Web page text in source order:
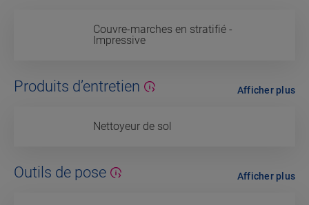
Couvre-marches en stratifié -
Impressive
Produits d’entretien
Nettoyeur de sol
Afficher plus
Outils de pose Afficher plus